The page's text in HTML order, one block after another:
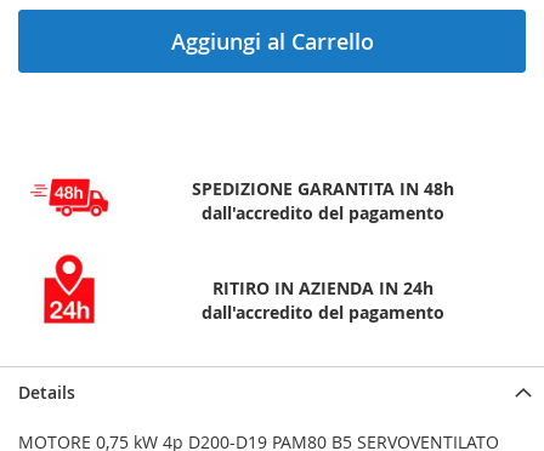
Aggiungi al Carrello
SPEDIZIONE GARANTITA IN 48h
dall'accredito del pagamento
RITIRO IN AZIENDA IN 24h
dall'accredito del pagamento
Details
MOTORE 0,75 kW 4p D200-D19 PAM80 B5 SERVOVENTILATO